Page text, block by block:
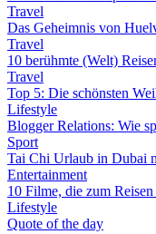
Travel
Das Geheimnis von
Travel
10 berühmte (Welt)
Travel
Top 5: Die schönsten
Lifestyle
Blogger Relations: Wie
Sport
Tai Chi Urlaub in Dubai
Entertainment
10 Filme, die zum
Lifestyle
Quote of the day